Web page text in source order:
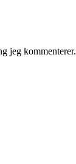
jeg kommenterer.